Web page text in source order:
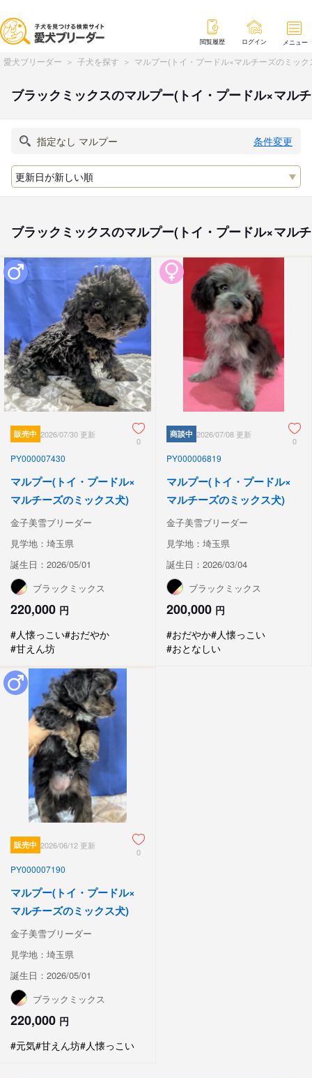
閲覧履歴 ログイン メニュー
愛犬ブリーダー 子犬を探す マルプー(トイ・プードル×マルチーズのミッ
ブラックミックスのマルプー(トイ・プードル×マル
条件変更
ブラックミックスのマルプー(トイ・プードル×マル
販売中 2026/07/30 更新
0
PY000007430
マルプー(トイ・プードル×
マルチーズのミックス犬)
金子美雪ブリーダー
見学地：埼玉県
誕生日：2026/05/01
ブラックミックス
220,000 円
#人懐っこい#おだやか
#甘えん坊
商談中 2026/07/08 更新
0
PY000006819
マルプー(トイ・プードル×
マルチーズのミックス犬)
金子美雪ブリーダー
見学地：埼玉県
誕生日：2026/03/04
ブラックミックス
200,000 円
#おだやか#人懐っこい
#おとなしい
販売中 2026/06/12 更新
0
PY000007190
マルプー(トイ・プードル×
マルチーズのミックス犬)
金子美雪ブリーダー
見学地：埼玉県
誕生日：2026/05/01
ブラックミックス
220,000 円
#元気#甘えん坊#人懐っこい